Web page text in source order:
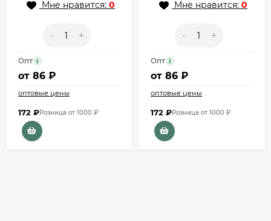
Мне нравится: 0
- +
Опт i
от 86 ₽
оптовые цены
172 ₽Розница от 1000 ₽
Мне нравится: 0
- +
Опт i
от 86 ₽
оптовые цены
172 ₽Розница от 1000 ₽